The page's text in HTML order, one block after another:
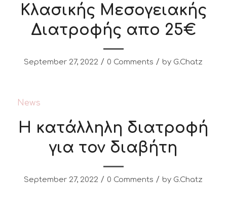
Κλασικής Μεσογειακής
Διατροφής απο 25€
September 27, 2022 / 0 Comments / by G.Chatz
News
Η κατάλληλη διατροφή
για τον διαβήτη
September 27, 2022 / 0 Comments / by G.Chatz